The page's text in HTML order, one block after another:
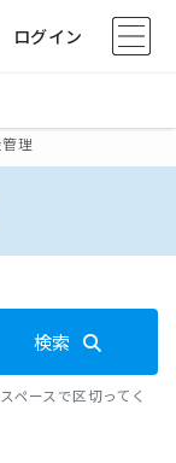
ログイン
理
検索
ペースで区切ってく